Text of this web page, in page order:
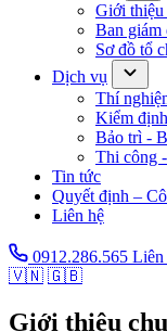
Giới thiệu
Ban giám
Sơ đồ tổ
Dịch vụ
Thí
Kiểm
Bảo trì -
Thi công
Tin tức
Quyết định –
Liên hệ
0912.286.565 Liên
🇻🇳 🇬🇧
Giới thiệu